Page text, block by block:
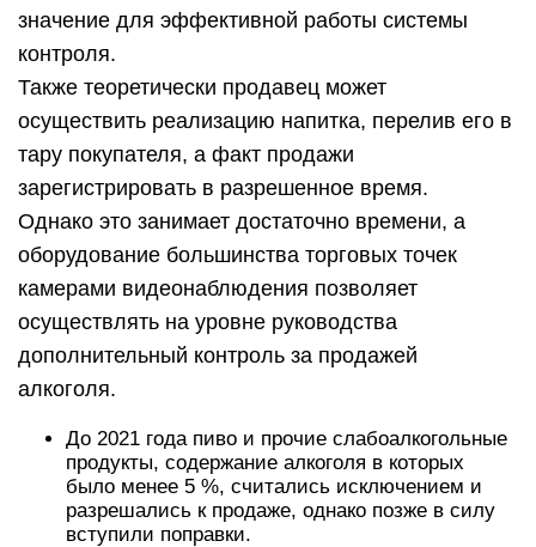
значение для эффективной работы системы
контроля.
Также теоретически продавец может
осуществить реализацию напитка, перелив его в
тару покупателя, а факт продажи
зарегистрировать в разрешенное время.
Однако это занимает достаточно времени, а
оборудование большинства торговых точек
камерами видеонаблюдения позволяет
осуществлять на уровне руководства
дополнительный контроль за продажей
алкоголя.
До 2021 года пиво и прочие слабоалкогольные
продукты, содержание алкоголя в которых
было менее 5 %, считались исключением и
разрешались к продаже, однако позже в силу
вступили поправки.